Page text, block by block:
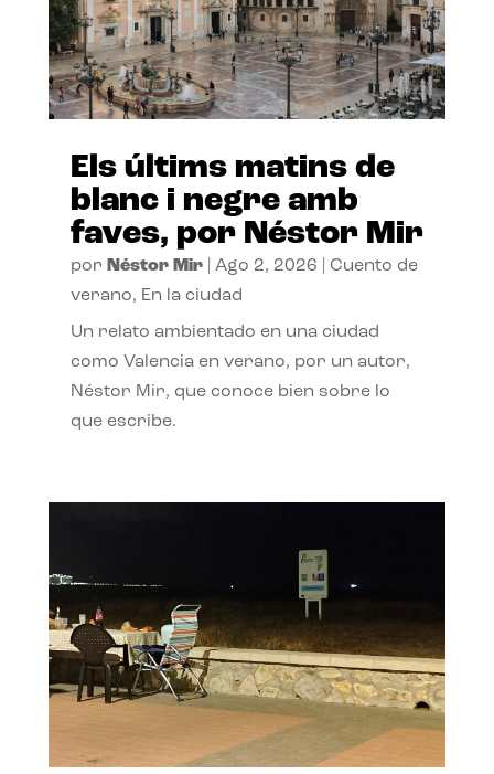
Els últims matins de
blanc i negre amb
faves, por Néstor Mir
por Néstor Mir| Ago 2, 2026
Cuento de
verano, En la ciudad
Un relato ambientado en una ciudad
como Valencia en verano, por un autor,
Néstor Mir, que conoce bien sobre lo
que escribe.